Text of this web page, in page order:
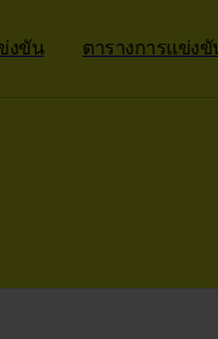
งขัน ตารางการแข่งขั